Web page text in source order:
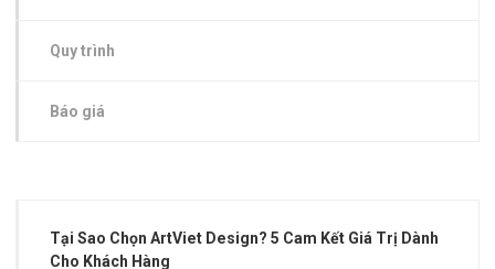
Quy trình
Báo giá
Tại Sao Chọn ArtViet Design? 5 Cam Kết Giá Trị Dành
Cho Khách Hàng